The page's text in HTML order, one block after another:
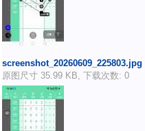
screenshot_20260609_225803.jpg
原图尺寸 35.99 KB, 下载次数: 0